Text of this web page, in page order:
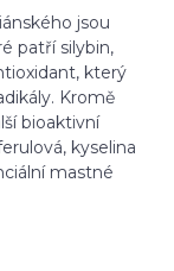
jsou
patří silybin,
který
Kromě
bioaktivní
kyselina
mastné